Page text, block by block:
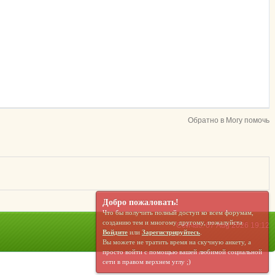
Обратно в Могу помочь
Сейчас: 07 Aug 2026 19:12
Добро пожаловать!
Что бы получить полный доступ ко всем форумам,
созданию тем и многому другому, пожалуйста
Войдите или Зарегистрируйтесь.
Вы можете не тратить время на скучную анкету, а
просто войти с помощью вашей любимой социальной
сети в правом верхнем углу ;)